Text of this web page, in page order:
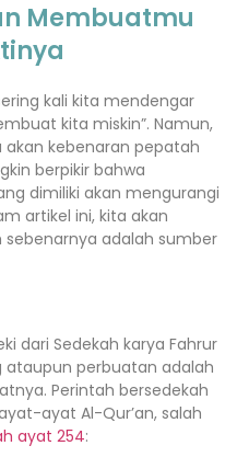
Membuatmu
kali kita mendengar
kita miskin”. Namun,
kebenaran pepatah
berpikir bahwa
dimiliki akan mengurangi
artikel ini, kita akan
adalah sumber
dari Sedekah karya Fahrur
ataupun perbuatan adalah
Perintah bersedekah
ayat Al-Qur’an, salah
ayat 254: